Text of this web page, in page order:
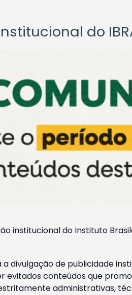
do
institucional do Instituto
divulgação de publicidade
evitados conteúdos que
administrativas,